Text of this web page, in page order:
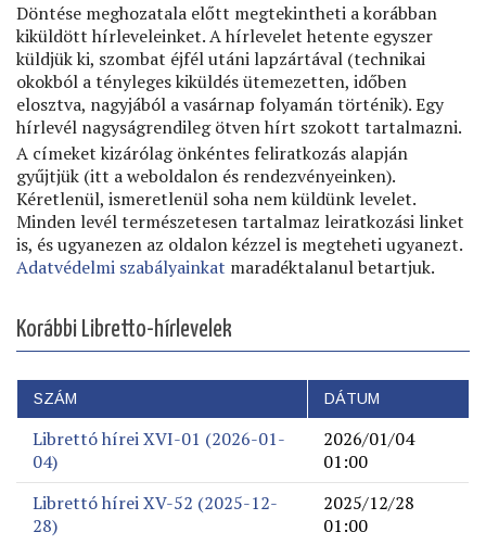
Döntése meghozatala előtt megtekintheti a korábban
kiküldött hírleveleinket. A hírlevelet hetente egyszer
küldjük ki, szombat éjfél utáni lapzártával (technikai
okokból a tényleges kiküldés ütemezetten, időben
elosztva, nagyjából a vasárnap folyamán történik). Egy
hírlevél nagyságrendileg ötven hírt szokott tartalmazni.
A címeket kizárólag önkéntes feliratkozás alapján
gyűjtjük (itt a weboldalon és rendezvényeinken).
Kéretlenül, ismeretlenül soha nem küldünk levelet.
Minden levél természetesen tartalmaz leiratkozási linket
is, és ugyanezen az oldalon kézzel is megteheti ugyanezt.
Adatvédelmi szabályainkat maradéktalanul betartjuk.
Korábbi Libretto-hírlevelek
SZÁM DÁTUM
Librettó hírei XVI-01 (2026-01-
04)
2026/01/04
01:00
Librettó hírei XV-52 (2025-12-
28)
2025/12/28
01:00